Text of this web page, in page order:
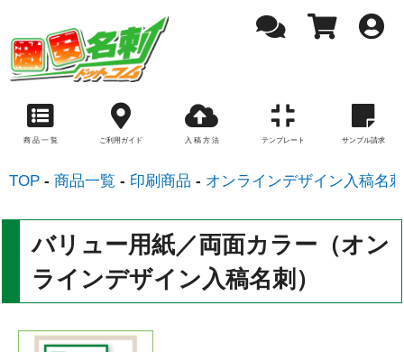
商 品 一 覧 ご利用ガイド 入 稿 方 法 テンプレート サンプル請求
TOP 商品一覧 印刷商品 オンラインデザイン入稿名刺
バリュー用紙／両面カラー（オン
ラインデザイン入稿名刺）